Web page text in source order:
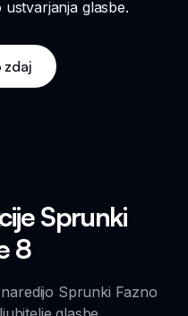
glasbe.
zdaj
Sprunki
8
Sprunki Fazno